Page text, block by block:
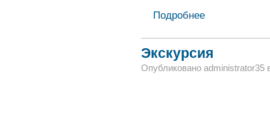
Подробнее
Экскурсия
Опубликовано administrator35